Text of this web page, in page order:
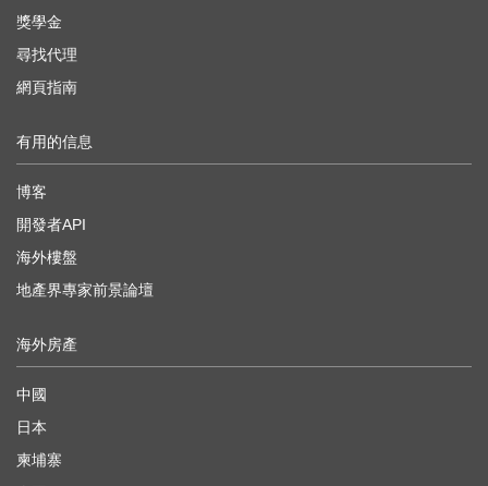
獎學金
尋找代理
網頁指南
有用的信息
博客
開發者API
海外樓盤
地產界專家前景論壇
海外房產
中國
日本
柬埔寨